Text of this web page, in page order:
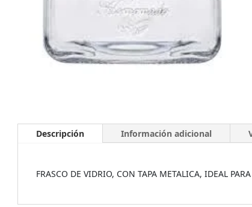
Descripción Información adicional
FRASCO DE VIDRIO, CON TAPA METALICA, IDEAL